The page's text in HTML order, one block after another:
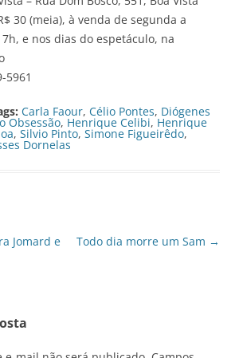
30 (meia), à venda de segunda a
e nos dias do espetáculo, na
5961
Carla Faour, Célio Pontes, Diógenes
Obsessão, Henrique Celibi, Henrique
, Silvio Pinto, Simone Figueirêdo,
Dornelas
Jomard e
Todo dia morre um Sam →